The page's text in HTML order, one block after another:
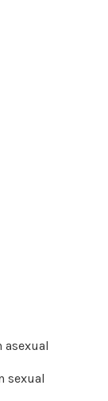
asexual
sexual